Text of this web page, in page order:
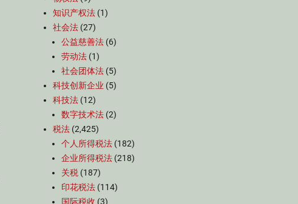
知识产权法 (1)
社会法 (27)
公益慈善法 (6)
劳动法 (1)
社会团体法 (5)
科技创新企业 (5)
科技法 (12)
数字技术法 (2)
税法 (2,425)
个人所得税法 (182)
企业所得税法 (218)
关税 (187)
印花税法 (114)
国际税收 (3)